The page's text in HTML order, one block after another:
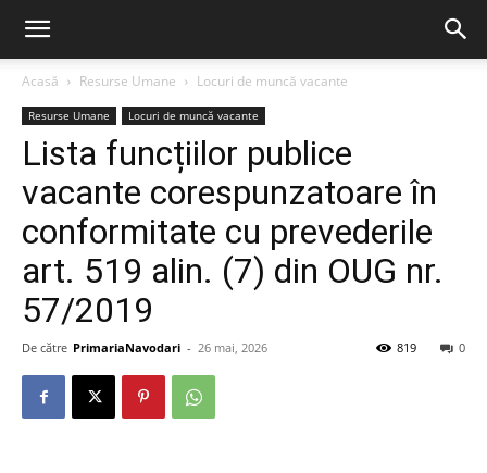
Acasă Resurse Umane Locuri de muncă vacante
Resurse Umane Locuri de muncă vacante
Lista funcțiilor publice
vacante corespunzatoare în
conformitate cu prevederile
art. 519 alin. (7) din OUG nr.
57/2019
De către PrimariaNavodari - 26 mai, 2026 0
819